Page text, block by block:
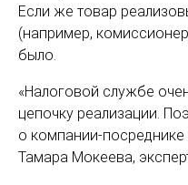
Если же товар
(например,
было.
«Налоговой службе
цепочку реализации.
о компании-посреднике
Тамара Мокеева,